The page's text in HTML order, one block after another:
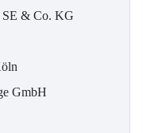
SE & Co. KG
GmbH